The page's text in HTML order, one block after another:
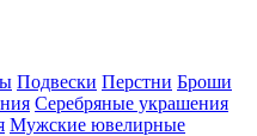
Подвески Перстни Броши
Серебряные украшения
Мужские ювелирные